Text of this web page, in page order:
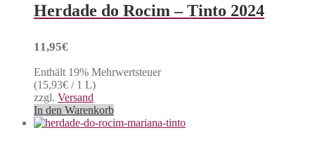
Herdade do Rocim – Tinto 2024
11,95€
Enthält 19% Mehrwertsteuer
(15,93€ / 1 L)
zzgl. Versand
In den Warenkorb